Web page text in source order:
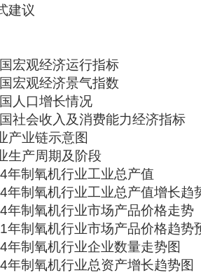
建议
宏观经济运行指标
宏观经济景气指数
人口增长情况
社会收入及消费能力经济指标
产业链示意图
生产周期及阶段
年制氧机行业工业总产值
年制氧机行业工业总产值增长趋
年制氧机行业市场产品价格走势
年制氧机行业市场产品价格趋势
年制氧机行业企业数量走势图
年制氧机行业总资产增长趋势图